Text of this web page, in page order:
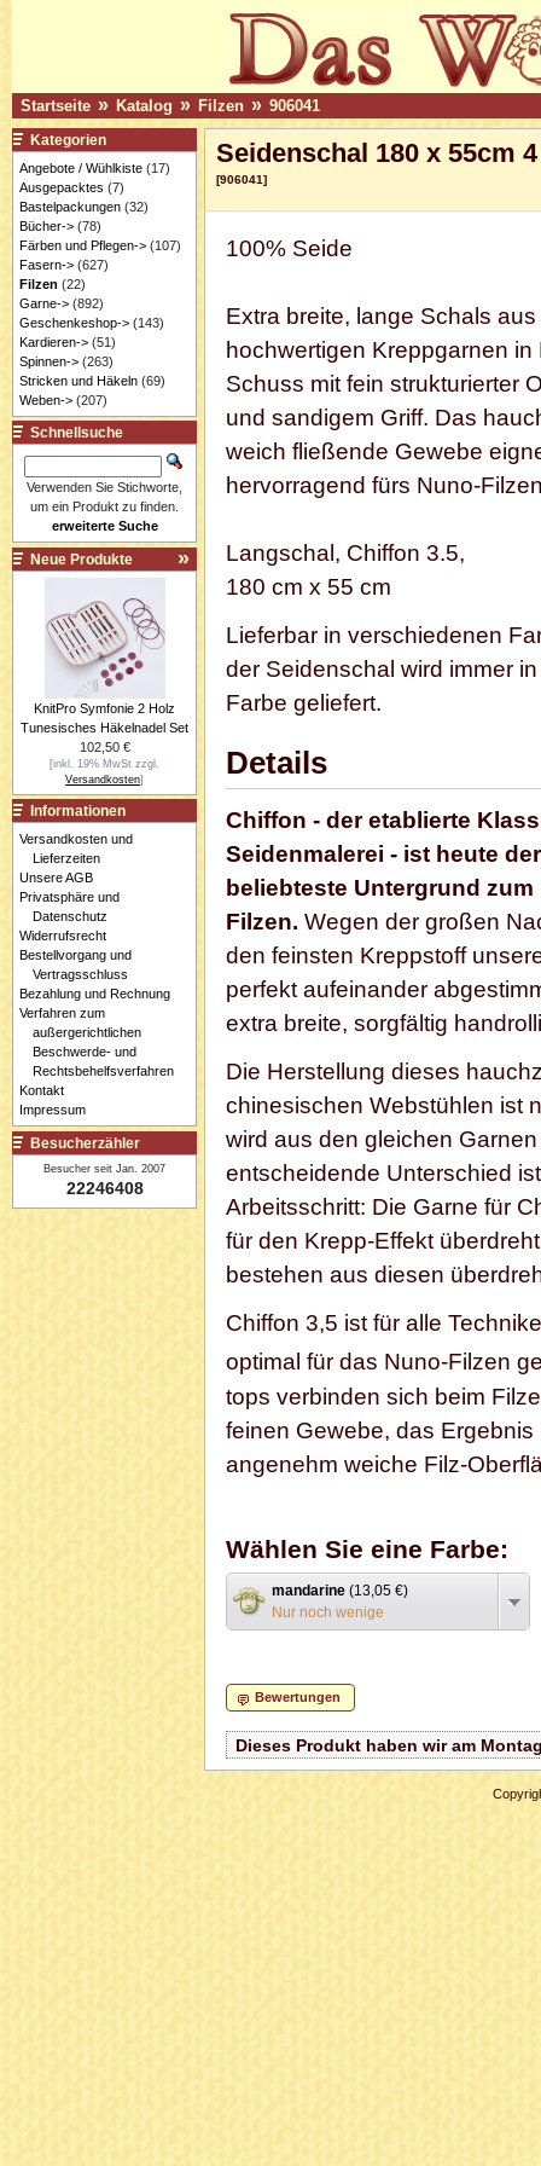
Startseite » Katalog » Filzen » 906041
Seidenschal 180 x 55cm
[906041]
100% Seide
Extra breite, lange Schals aus
hochwertigen Kreppgarnen in
Schuss mit fein strukturierter
und sandigem Griff. Das
weich fließende Gewebe
hervorragend fürs Nuno-
Langschal, Chiffon 3.5,
180 cm x 55 cm
Lieferbar in verschiedenen
der Seidenschal wird immer
Farbe geliefert.
Details
Chiffon - der etablierte
Seidenmalerei - ist heute der
beliebteste Untergrund zum
Filzen. Wegen der großen
den feinsten Kreppstoff
perfekt aufeinander
extra breite, sorgfältig
Die Herstellung dieses
chinesischen Webstühlen ist
wird aus den gleichen
entscheidende Unterschied
Arbeitsschritt: Die Garne für
für den Krepp-Effekt
bestehen aus diesen
Chiffon 3,5 ist für alle
optimal für das Nuno-Filzen
tops verbinden sich beim
feinen Gewebe, das
angenehm weiche Filz-
Wählen Sie eine Farbe:
mandarine(13,05 €)
Nur noch wenige
Bewertungen
Dieses Produkt haben wir am
Kategorien
Angebote / Wühlkiste(17)
Ausgepacktes (7)
Bastelpackungen(32)
Bücher->(78)
Färben und Pflegen->(107)
Fasern->(627)
Filzen (22)
Garne->(892)
Geschenkeshop->(143)
Kardieren->(51)
Spinnen->(263)
Stricken und Häkeln(69)
Weben->(207)
Schnellsuche
Verwenden Sie Stichworte,
um ein Produkt zu finden.
erweiterte Suche
Neue Produkte
KnitPro Symfonie 2 Holz
Tunesisches Häkelnadel Set
102,50 €
[inkl. 19% MwSt zzgl.
Versandkosten]
Informationen
Versandkosten und
Lieferzeiten
Unsere AGB
Privatsphäre und
Datenschutz
Widerrufsrecht
Bestellvorgang und
Vertragsschluss
Bezahlung und Rechnung
Verfahren zum
außergerichtlichen
Beschwerde- und
Rechtsbehelfsverfahren
Kontakt
Impressum
Besucherzähler
Besucher seit Jan. 2007
22246408